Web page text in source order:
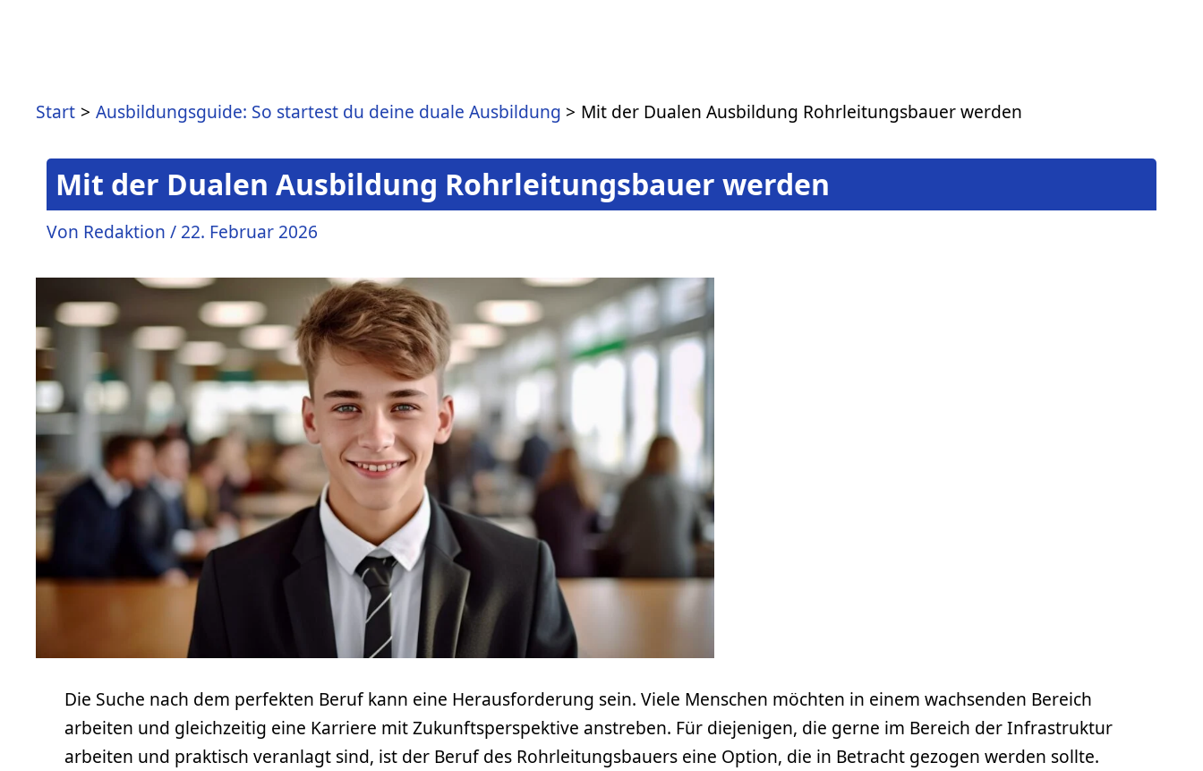
Start Ausbildungsguide: So startest du deine duale Ausbildung Mit der Dualen Ausbildung Rohrleitungsbauer werden
Mit der Dualen Ausbildung Rohrleitungsbauer werden
Von Redaktion / 22. Februar 2026
Die Suche nach dem perfekten Beruf kann eine Herausforderung sein. Viele Menschen möchten in einem wachsenden Bereich
arbeiten und gleichzeitig eine Karriere mit Zukunftsperspektive anstreben. Für diejenigen, die gerne im Bereich der Infrastruktur
arbeiten und praktisch veranlagt sind, ist der Beruf des Rohrleitungsbauers eine Option, die in Betracht gezogen werden sollte.